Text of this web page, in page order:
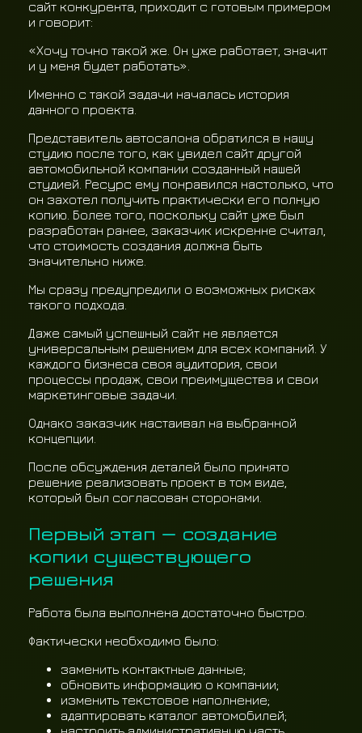
сайт конкурента, приходит с готовым примером
и говорит:
«Хочу точно такой же. Он уже работает, значит
и у меня будет работать».
Именно с такой задачи началась история
данного проекта.
Представитель автосалона обратился в нашу
студию после того, как увидел сайт другой
автомобильной компании созданный нашей
студией. Ресурс ему понравился настолько, что
он захотел получить практически его полную
копию. Более того, поскольку сайт уже был
разработан ранее, заказчик искренне считал,
что стоимость создания должна быть
значительно ниже.
Мы сразу предупредили о возможных рисках
такого подхода.
Даже самый успешный сайт не является
универсальным решением для всех компаний. У
каждого бизнеса своя аудитория, свои
процессы продаж, свои преимущества и свои
маркетинговые задачи.
Однако заказчик настаивал на выбранной
концепции.
После обсуждения деталей было принято
решение реализовать проект в том виде,
который был согласован сторонами.
Первый этап — создание
копии существующего
решения
Работа была выполнена достаточно быстро.
Фактически необходимо было:
заменить контактные данные;
обновить информацию о компании;
изменить текстовое наполнение;
адаптировать каталог автомобилей;